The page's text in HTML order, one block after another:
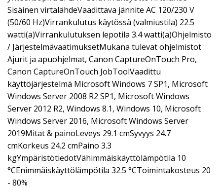
Sisäinen virtalähdeVaadittava jännite AC 120/230 V
(50/60 Hz)Virrankulutus käytössä (valmiustila) 22.5
watti(a)Virrankulutuksen lepotila 3.4 watti(a)Ohjelmisto
/ JärjestelmävaatimuksetMukana tulevat ohjelmistot
Ajurit ja apuohjelmat, Canon CaptureOnTouch Pro,
Canon CaptureOnTouch JobToolVaadittu
käyttöjärjestelmä Microsoft Windows 7 SP1, Microsoft
Windows Server 2008 R2 SP1, Microsoft Windows
Server 2012 R2, Windows 8.1, Windows 10, Microsoft
Windows Server 2016, Microsoft Windows Server
2019Mitat & painoLeveys 29.1 cmSyvyys 24.7
cmKorkeus 24.2 cmPaino 3.3
kgYmpäristötiedotVähimmäiskäyttölämpötila 10
°CEnimmäiskäyttölämpötila 32.5 °CToimintakosteus 20
- 80%